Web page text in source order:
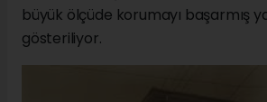
büyük ölçüde korumayı başarmış
gösteriliyor.